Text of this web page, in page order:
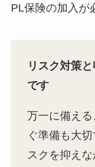
PL保険の加入が
リスク対策
です
万一に備え
ぐ準備も大
スクを抑え